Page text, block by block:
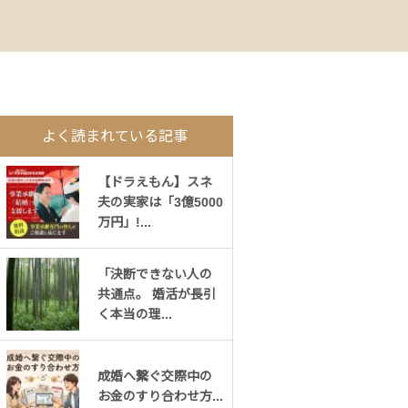
よく読まれている記事
【ドラえもん】スネ
夫の実家は「3億5000
万円」!...
「決断できない人の
共通点。 婚活が長引
く本当の理...
成婚へ繋ぐ交際中の
お金のすり合わせ方...